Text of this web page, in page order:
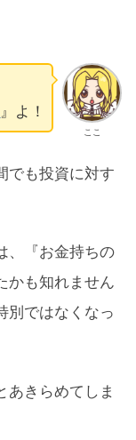
ここ
』よ！
でも投資に対す
、『お金持ちの
かも知れません
別ではなくなっ
あきらめてしま